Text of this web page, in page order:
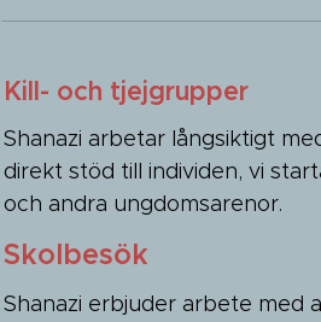
Kill- och tjejgrupper
Shanazi arbetar långsiktigt
direkt stöd till individen, vi
och andra ungdomsarenor.
Skolbesök
Shanazi erbjuder arbete med